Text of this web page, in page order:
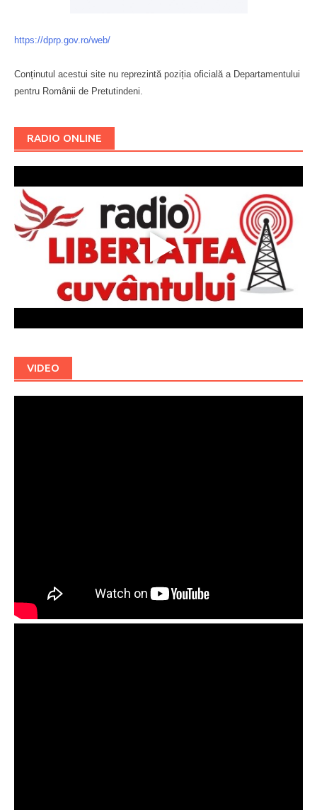
https://dprp.gov.ro/web/
Conținutul acestui site nu reprezintă poziția oficială a Departamentului
pentru Românii de Pretutindeni.
RADIO ONLINE
VIDEO